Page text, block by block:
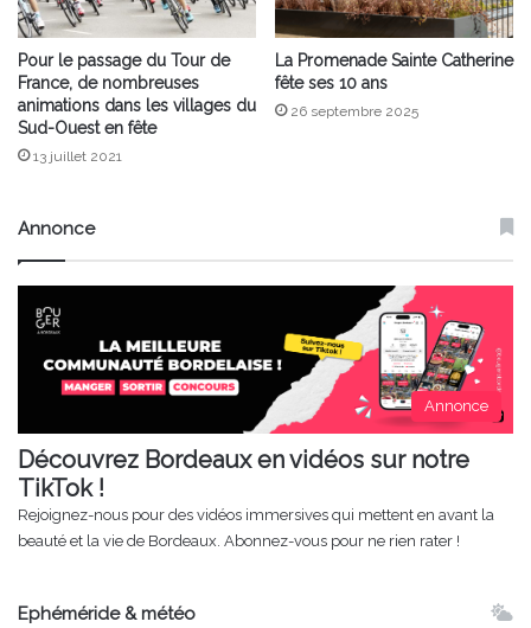
Pour le passage du Tour de
France, de nombreuses
animations dans les villages du
Sud-Ouest en fête
13 juillet 2021
La Promenade Sainte Catherine
fête ses 10 ans
26 septembre 2025
Annonce
Annonce
Découvrez Bordeaux en vidéos sur notre
TikTok !
Rejoignez-nous pour des vidéos immersives qui mettent en avant la
beauté et la vie de Bordeaux. Abonnez-vous pour ne rien rater !
Ephéméride & météo